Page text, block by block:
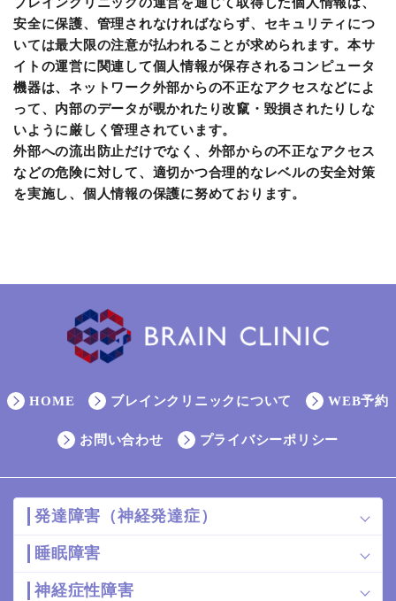
安全に保護、管理されなければならず、セキュリティにつ
いては最大限の注意が払われることが求められます。本サ
イトの運営に関連して個人情報が保存されるコンピュータ
機器は、ネットワーク外部からの不正なアクセスなどによ
って、内部のデータが覗かれたり改竄・毀損されたりしな
いように厳しく管理されています。
外部への流出防止だけでなく、外部からの不正なアクセス
などの危険に対して、適切かつ合理的なレベルの安全対策
を実施し、個人情報の保護に努めております。
HOME ブレインクリニックについて WEB予約
お問い合わせ プライバシーポリシー
発達障害（神経発達症）
睡眠障害
神経症性障害